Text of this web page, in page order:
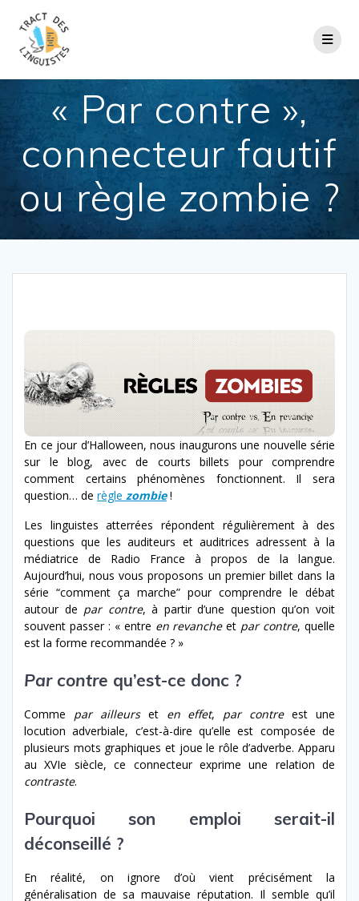
« Par contre »,
connecteur fautif
ou règle zombie ?
En ce jour d’Halloween, nous inaugurons une nouvelle série
sur le blog, avec de courts billets pour comprendre
comment certains phénomènes fonctionnent. Il sera
question… de règle zombie !
Les linguistes atterrées répondent régulièrement à des
questions que les auditeurs et auditrices adressent à la
médiatrice de Radio France à propos de la langue.
Aujourd’hui, nous vous proposons un premier billet dans la
série “comment ça marche” pour comprendre le débat
autour de par contre, à partir d’une question qu’on voit
souvent passer : « entre en revancheet par contre, quelle
est la forme recommandée ? »
Par contre qu’est-ce donc ?
Comme par ailleurset en effet, par contreest une
locution adverbiale, c’est-à-dire qu’elle est composée de
plusieurs mots graphiques et joue le rôle d’adverbe. Apparu
au XVIe siècle, ce connecteur exprime une relation de
contraste.
Pourquoi son emploi serait-il
déconseillé ?
En réalité, on ignore d’où vient précisément la
généralisation de sa mauvaise réputation. Il semble qu’il